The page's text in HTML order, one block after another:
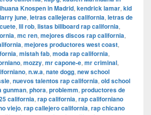
Knospen in Madrid, kendrick lamar, kid
larry june, letras callejeras california, letras de
, lil rob, listas billboard rap california,
, mc ren, mejores discos rap california,
, mejores productores west coast,
, mistah fab, moda rap california,
, mozzy, mr capone-e, mr criminal,
, n.w.a, nate dogg, new school
, nuevos talentos rap california, old school
gunman, phora, problemm, productores de
california, rap california, rap californiano
viejo, rap callejero california, rap chicano